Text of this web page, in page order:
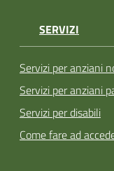
SERVIZI
Servizi per anziani
Servizi per anziani
Servizi per disabili
Come fare ad